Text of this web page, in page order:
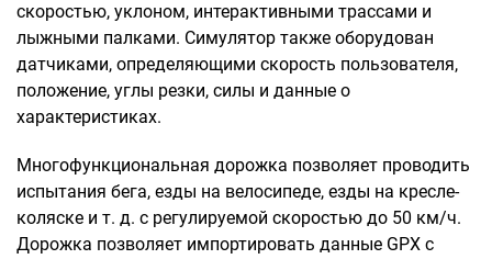
скоростью, уклоном, интерактивными трассами и
лыжными палками. Симулятор также оборудован
датчиками, определяющими скорость пользователя,
положение, углы резки, силы и данные о
характеристиках.
Многофункциональная дорожка позволяет проводить
испытания бега, езды на велосипеде, езды на кресле-
коляске и т. д. с регулируемой скоростью до 50 км/ч.
Дорожка позволяет импортировать данные GPX с